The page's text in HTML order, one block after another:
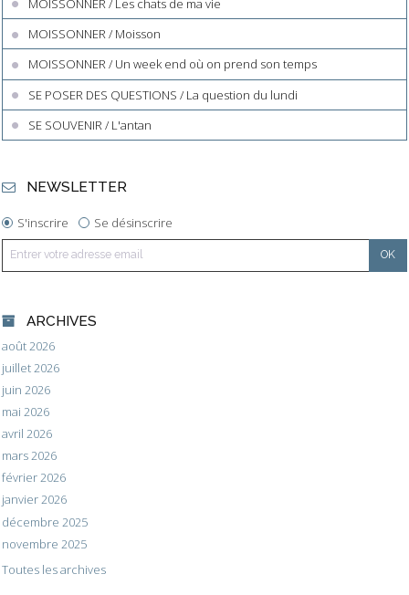
MOISSONNER / Les chats de ma vie
MOISSONNER / Moisson
MOISSONNER / Un week end où on prend son temps
SE POSER DES QUESTIONS / La question du lundi
SE SOUVENIR / L'antan
NEWSLETTER
S'inscrire Se désinscrire
ARCHIVES
août 2026
juillet 2026
juin 2026
mai 2026
avril 2026
mars 2026
février 2026
janvier 2026
décembre 2025
novembre 2025
Toutes les archives